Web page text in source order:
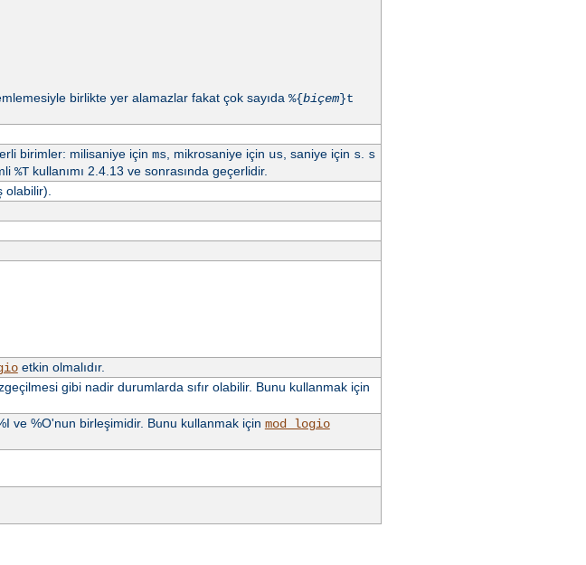
birlikte yer alamazlar fakat çok sayıda %{biçem}t
birimler: milisaniye için ms, mikrosaniye için us, saniye için s. s
%Tkullanımı 2.4.13 ve sonrasında geçerlidir.
olabilir).
etkin olmalıdır.
gibi nadir durumlarda sıfır olabilir. Bunu kullanmak için
ve %O'nun birleşimidir. Bunu kullanmak için mod_logio